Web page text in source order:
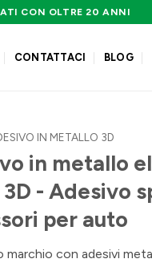
CON OLTRE 20 ANNI
CONTATTACI BLOG
IN METALLO 3D
in metallo
- Adesivo
per auto
marchio con adesivi